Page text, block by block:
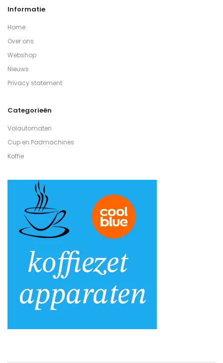
Informatie
Home
Over ons
Webshop
Nieuws
Privacy statement
Categorieën
Volautomaten
Cup en Padmachines
Koffie